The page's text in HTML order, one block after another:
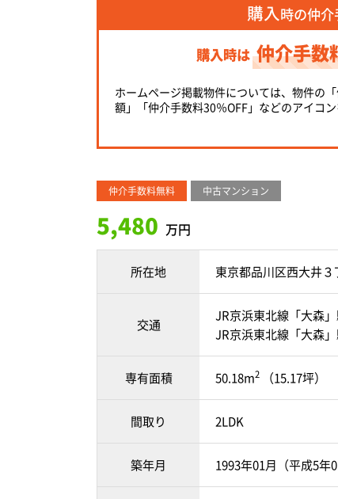
購入時の仲
購入時は 仲介手数
ホームページ掲載物件については、物件の
額」「仲介手数料30％OFF」などのアイコン
仲介手数料無料 中古マンション
5,480 万円
所在地 東京都品川区西大井３
交通
JR京浜東北線「大森
JR京浜東北線「大森
専有面積 50.18m2 （15.17坪）
間取り 2LDK
築年月 1993年01月（平成5年